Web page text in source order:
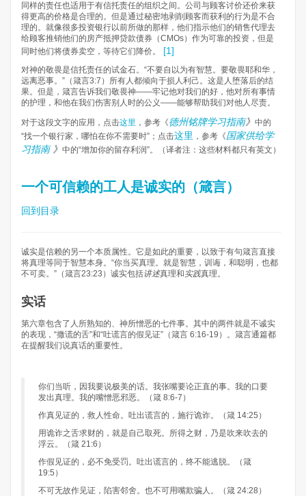
同样的责任也适用于有信托责任的组织之间。公司与顾客讨价还价来获
得更高的价格是合理的。但是通过秘密地剥削顾客而获利的行为是不合
理的。就像很多投资银行以前所做的那样，他们指示他们的销售代理去
给顾客推销他们的房产抵押贷款债券（CMOs）作为可靠的投资，但是
同时他们将债券卖空，等待它们降价。
[1]
对神的敬畏是信托责任的试金石。“不要自以为有智慧。要敬畏耶和华，
远离恶事。”（箴言3:7）所有人都倾向于损人利己。这是人堕落后的结
果。但是，箴言告诉我们敬畏神——牢记他对我们的好，他对所有事情
的护理，和他在我们伤害别人时的公义——能够帮助我们对他人尽责。
对于这段文字的应用，点击这里 ，参考《德州铭牌学习指南》 中的
“找一个银行家，哪怕在你不需要时”；点击这里 ，参考《国家供给学
习指南》 中的“增加你的留存利润”。（译者注：这些材料都只有英文）
一个可信赖的工人是诚实的（箴言）
回到目录
诚实是信赖的另一个本质属性。它是如此的重要，以致于有句箴言直接
将真理等同于智慧本身。“你当买真理。就是智慧，训诲，和聪明，也都
不可卖。”（箴言23:23）诚实包括讲述真理和实践真理。
实话
第六章包含了人所熟知的、神所憎恶的七件事。其中的两件就是不诚实
的表现，“撒谎的舌”和“吐谎言的假见证”（箴言 6:16-19）。箴言通篇都
在提醒我们说真话的重要性。
你们当听，因我要说极美的话。我张嘴要论正直的事。我的口要
发出真理。我的嘴憎恶邪恶。（箴 8:6-7）​
作真见证的，救人性命。吐出谎言的，施行诡诈。（箴 14:25）
用诡诈之舌求财的，就是自己取死。所得之财，乃是吹来吹去的
浮云。（箴 21:6）
作假见证的，必不免受罚。吐出谎言的，终不能逃脱。（箴
19:5）
不可无故作见证，陷害邻舍。也不可用嘴欺骗人。（箴 24:28）